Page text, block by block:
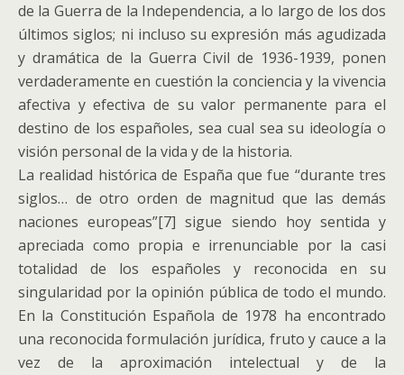
de la Guerra de la Independencia, a lo largo de los dos
últimos siglos; ni incluso su expresión más agudizada
y dramática de la Guerra Civil de 1936-1939, ponen
verdaderamente en cuestión la conciencia y la vivencia
afectiva y efectiva de su valor permanente para el
destino de los españoles, sea cual sea su ideología o
visión personal de la vida y de la historia.
La realidad histórica de España que fue “durante tres
siglos… de otro orden de magnitud que las demás
naciones europeas”[7] sigue siendo hoy sentida y
apreciada como propia e irrenunciable por la casi
totalidad de los españoles y reconocida en su
singularidad por la opinión pública de todo el mundo.
En la Constitución Española de 1978 ha encontrado
una reconocida formulación jurídica, fruto y cauce a la
vez de la aproximación intelectual y de la